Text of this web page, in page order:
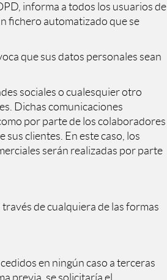
informa a todos los usuarios del
fichero automatizado que se
que sus datos personales sean
sociales o cualesquier otro
Dichas comunicaciones
por parte de los colaboradores
clientes. En este caso, los
serán realizadas por parte
de cualquiera de las formas
en ningún caso a terceras
previa, se solicitaría el